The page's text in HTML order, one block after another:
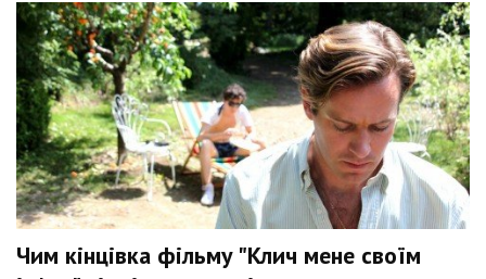
Чим кінцівка фільму "Клич мене своїм